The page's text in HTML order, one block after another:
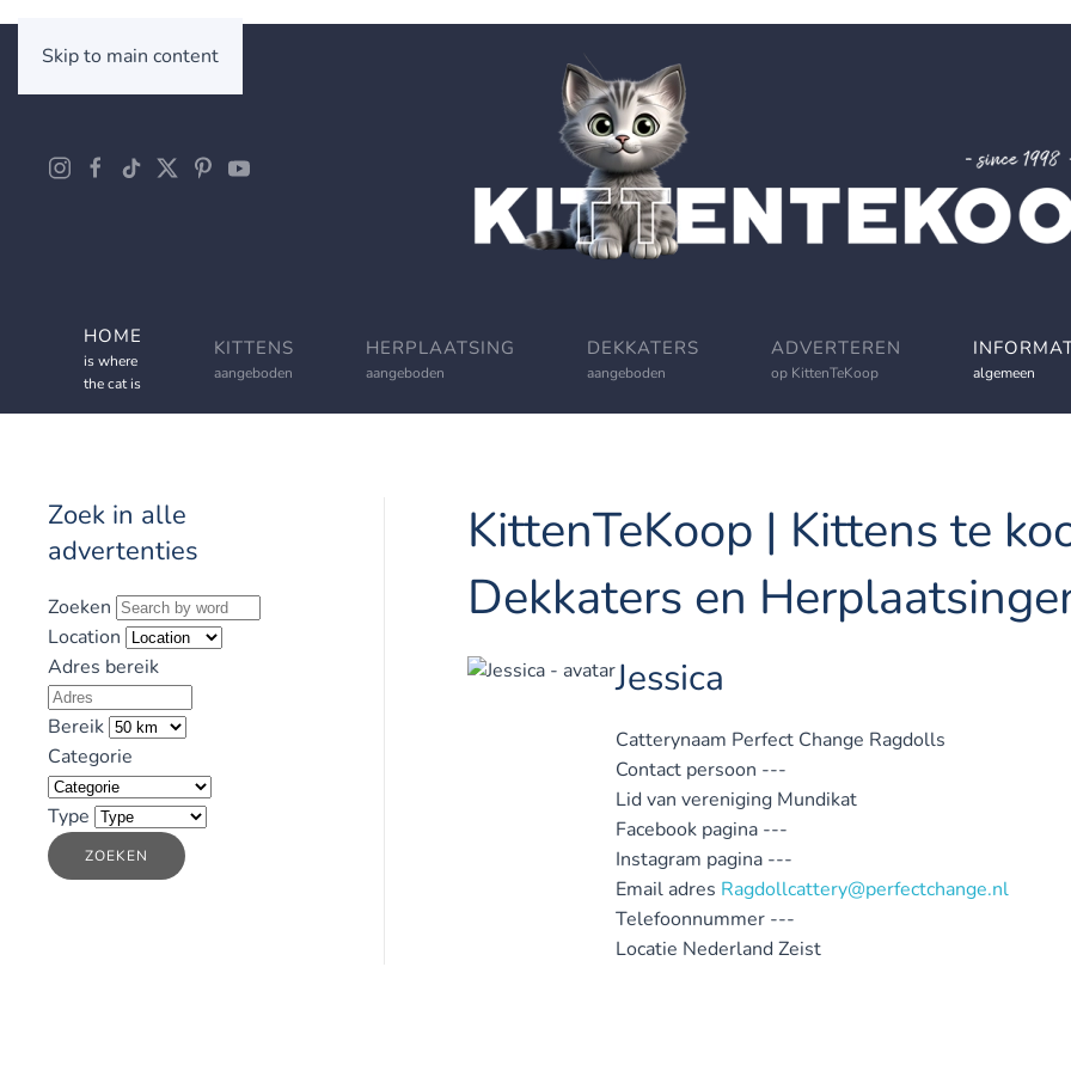
Skip to main content
HOME
is where
the cat is
KITTENS
aangeboden
HERPLAATSING
aangeboden
DEKKATERS
aangeboden
ADVERTEREN
op KittenTeKoop algemeen
KittenTeKoop | Kittens te
Dekkaters en
Jessica
Catterynaam Perfect Change Ragdolls
Contact persoon ---
Lid van vereniging Mundikat
Facebook pagina ---
Instagram pagina ---
Email adres Ragdollcattery@perfectchange.nl
Telefoonnummer ---
Locatie Nederland Zeist
Zoek in alle
advertenties
Zoeken
Location
Adres bereik
Bereik
Categorie
Type
ZOEKEN